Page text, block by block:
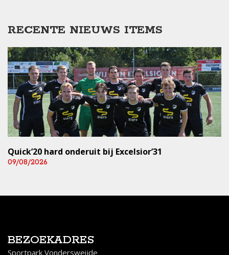
RECENTE NIEUWS ITEMS
Quick’20 hard onderuit bij Excelsior’31
09/08/2026
BEZOEKADRES
Sportpark Vondersweijde